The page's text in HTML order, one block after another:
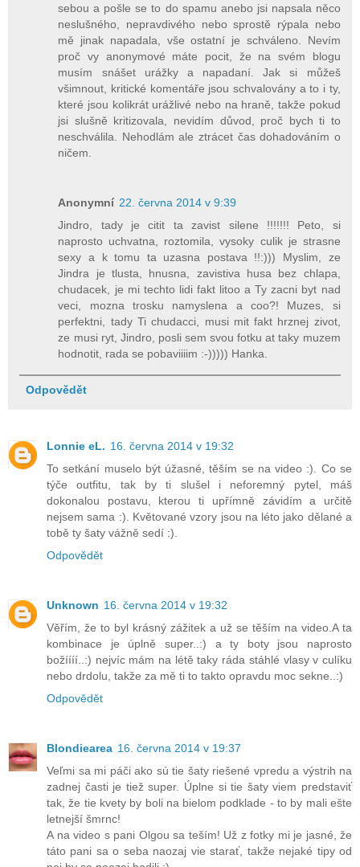
sebou a pošle se to do spamu anebo jsi napsala něco
neslušného, nepravdivého nebo sprostě rýpala nebo
mě jinak napadala, vše ostatní je schváleno. Nevím
proč vy anonymové máte pocit, že na svém blogu
musím snášet urážky a napadaní. Jak si můžeš
všimnout, kritické komentáře jsou schvalovány a to i ty,
které jsou kolikrát urážlivé nebo na hraně, takže pokud
jsi slušně kritizovala, nevidím důvod, proč bych ti to
neschválila. Nehodlám ale ztrácet čas dohadováním o
ničem.
Anonymní 22. června 2014 v 9:39
Jindro, tady je citit ta zavist silene !!!!!!! Peto, si
naprosto uchvatna, roztomila, vysoky culik je strasne
sexy a k tomu ta uzasna postava !!:))) Myslim, ze
Jindra je tlusta, hnusna, zavistiva husa bez chlapa,
chudacek, je mi techto lidi fakt litoo a Ty zacni byt nad
veci, mozna trosku namyslena a coo?! Muzes, si
perfektni, tady Ti chudacci, musi mit fakt hrznej zivot,
ze musi ryt, Jindro, posli sem svou fotku at taky muzem
hodnotit, rada se pobaviiiim :-))))) Hanka.
Odpovědět
Lonnie eL. 16. června 2014 v 19:32
To setkání muselo být úžasné, těším se na video :). Co se
týče outfitu, tak by ti slušel i neforemný pytel, máš
dokonalou postavu, kterou ti upřímně závidím a určitě
nejsem sama :). Květované vzory jsou na léto jako dělané a
tobě ty šaty vážně sedí :).
Odpovědět
Unknown 16. června 2014 v 19:32
Věřím, že to byl krásný zážitek a už se těším na video.A ta
kombinace je úplně super..:) a ty boty jsou naprosto
božíííí..:) nejvíc mám na létě taky ráda stáhlé vlasy v culíku
nebo drdolu, takže za mě ti to takto opravdu moc sekne..:)
Odpovědět
Blondiearea 16. června 2014 v 19:37
Veľmi sa mi páči ako sú tie šaty riešené vpredu a výstrih na
zadnej časti je tiež super. Úplne si tie šaty viem predstaviť
tak, že tie kvety by boli na bielom podklade - to by mali ešte
letnejší šmrnc!
A na video s pani Olgou sa teším! Už z fotky mi je jasné, že
táto pani sa o seba naozaj vie starať, takže nejaké tipy od